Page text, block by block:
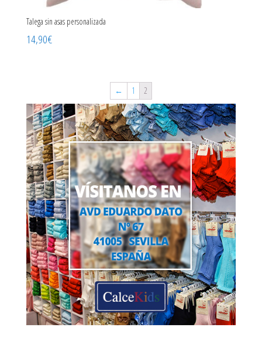
Talega sin asas personalizada
14,90€
← 1 2